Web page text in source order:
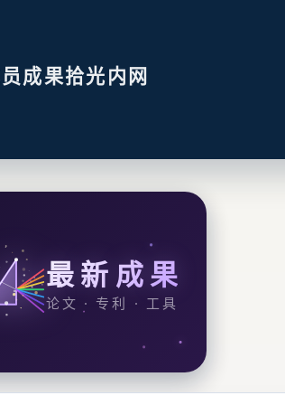
成果拾光内网
最新成果
论文 · 专利 · 工具